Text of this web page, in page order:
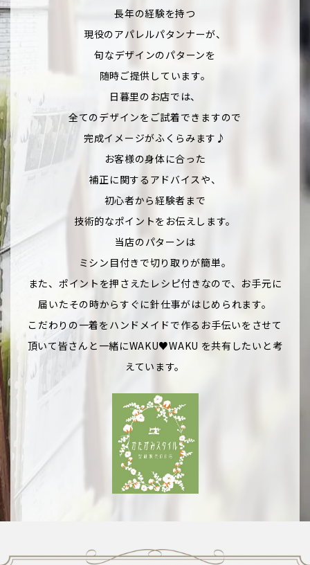
長年の経験を持つ
現役のアパレルパタンナーが、
旬なデザインのパターンを
随時ご提供しています。
日暮里のお店では、
全てのデザインをご試着できますので
完成イメージがふくらみます♪
お客様の身体に合った
補正に関するアドバイスや、
初心者から経験者まで
技術的なポイントをお伝えします。
当店のパターンは
ミシン目付きで切り取りが簡単。
また、ポイントを押さえたレシピ付きなので、お手元に
届いたその時からすぐに針仕事がはじめられます。
こだわりの一着をハンドメイドで作るお手伝いをさせて
頂いて皆さんと一緒にWAKU♥WAKU を共有したいと考
えています。